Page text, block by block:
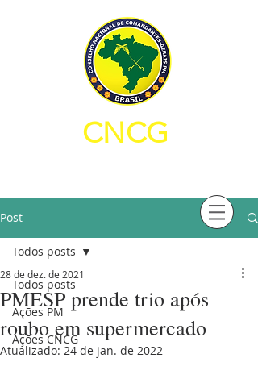
CNCG
Post
Todos posts
Ações PM
Ações CNCG
Todos posts
PMESP prende trio após
roubo em supermercado
28 de dez. de 2021
Atualizado: 24 de jan. de 2022